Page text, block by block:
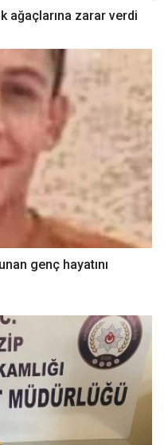
ağaçlarına zarar verdi
genç hayatını